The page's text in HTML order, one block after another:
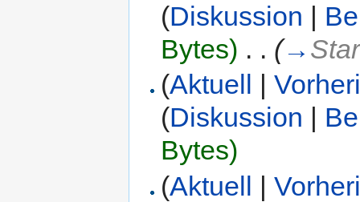
(Diskussion |
Bytes) . . (→
(Aktuell |
(Diskussion
Bytes)
(Aktuell |